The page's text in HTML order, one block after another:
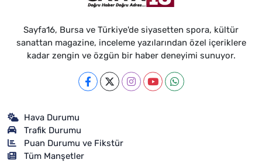
Sayfa16, Bursa ve Türkiye'de siyasetten spora, kültür
sanattan magazine, inceleme yazılarından özel içeriklere
kadar zengin ve özgün bir haber deneyimi sunuyor.
Hava Durumu
Trafik Durumu
Puan Durumu ve Fikstür
Tüm Manşetler